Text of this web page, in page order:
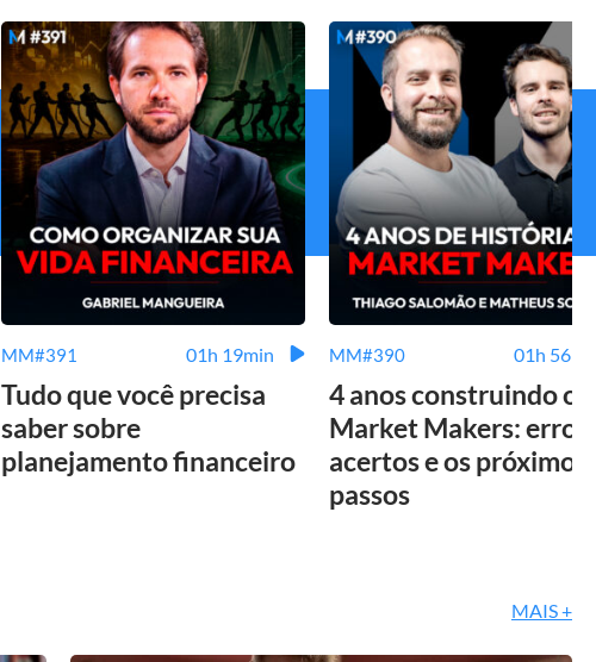
MM#391 01h 19min
Tudo que você precisa
saber sobre
planejamento financeiro
MM#390 01h
4 anos construindo o
Market Makers: erros,
acertos e os próximos
passos
MAIS +